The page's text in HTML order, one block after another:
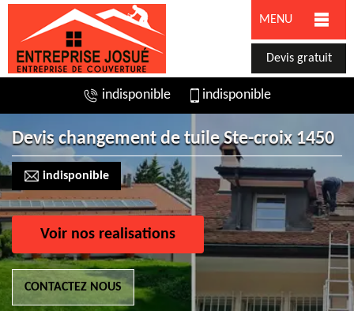
MENU
Devis gratuit
indisponible indisponible
Devis changement de tuile Ste-croix 1450
indisponible
Voir nos realisations
CONTACTEZ NOUS